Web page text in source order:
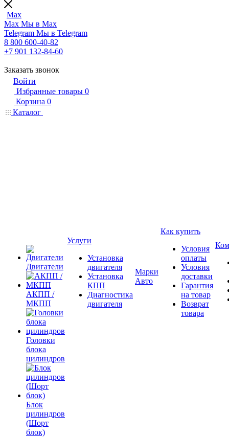
Max
Max Мы в Max
Telegram Мы в Telegram
8 800 600-40-82
+7 901 132-84-60
Заказать звонок
Войти
Избранные товары 0
Корзина 0
Каталог
Двигатели
АКПП /
МКПП
Головки
блока
цилиндров
Блок
цилиндров
(Шорт
блок)
Услуги
Установка
двигателя
Установка
КПП
Диагностика
двигателя
Марки
Авто
Как купить
Условия
оплаты
Условия
доставки
Гарантия
на товар
Возврат
товара